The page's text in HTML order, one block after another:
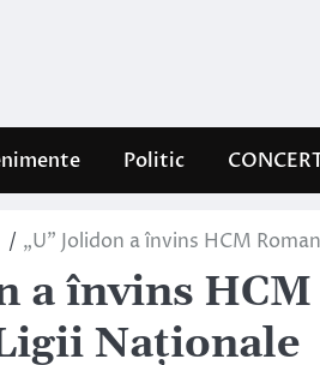
Politic
„U” Jolidon a învins HCM
a învins
Naţionale